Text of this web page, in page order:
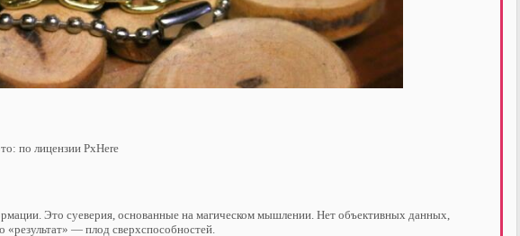
по лицензии PxHere
Это суеверия, основанные на магическом мышлении. Нет объективных данных,
— плод сверхспособностей.